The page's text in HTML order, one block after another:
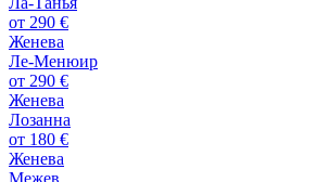
от 290 €
Женева
Ле-Менюир
от 290 €
Женева
Лозанна
от 180 €
Женева
Межев